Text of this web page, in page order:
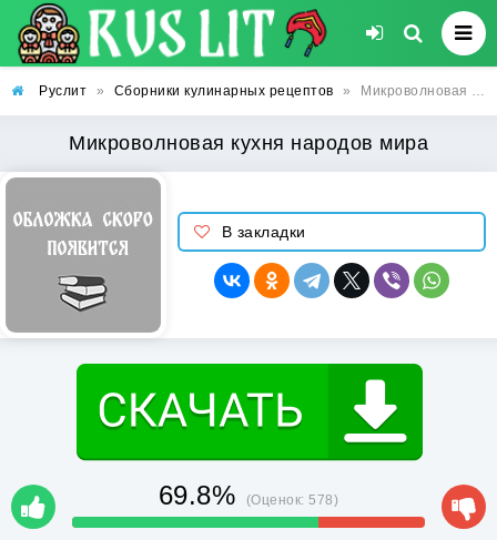
Руслит » Сборники кулинарных рецептов » Микроволновая кухня народов мира
Микроволновая кухня народов мира
В закладки
69.8% (Оценок:578)